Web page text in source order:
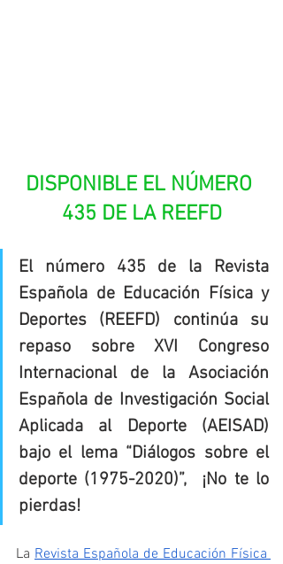
DISPONIBLE EL NÚMERO
435 DE LA REEFD
El número 435 de la Revista
Española de Educación Física y
Deportes (REEFD) continúa su
repaso sobre XVI Congreso
Internacional de la Asociación
Española de Investigación Social
Aplicada al Deporte (AEISAD)
bajo el lema “Diálogos sobre el
deporte (1975-2020)”,  ¡No te lo
pierdas!
La Revista Española de Educación Física